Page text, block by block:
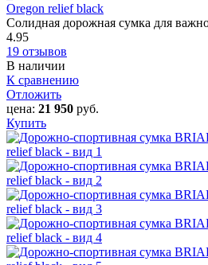
Oregon relief black
Солидная дорожная сумка для
4.95
19 отзывов
В наличии
К сравнению
Отложить
цена: 21 950 руб.
Купить